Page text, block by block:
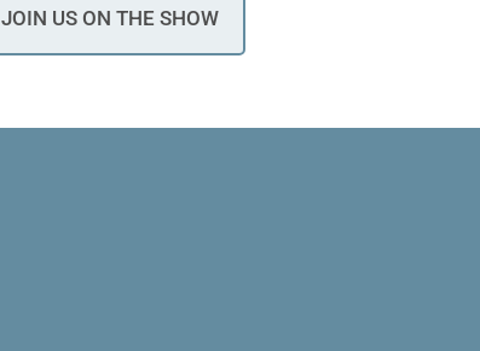
JOIN US ON THE SHOW